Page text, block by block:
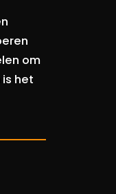
om
het